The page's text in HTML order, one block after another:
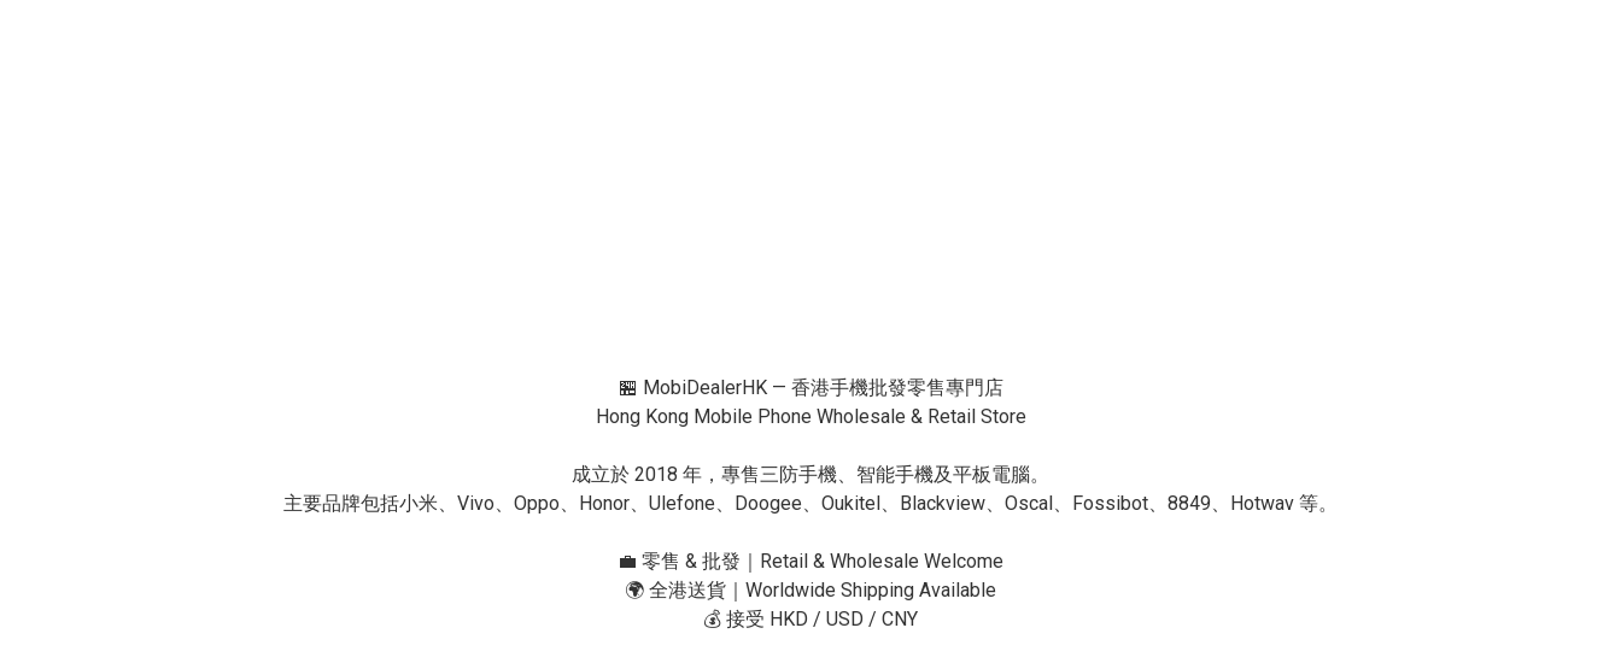
🏪 MobiDealerHK — 香港手機批發零售專門店
Hong Kong Mobile Phone Wholesale & Retail Store
成立於 2018 年，專售三防手機、智能手機及平板電腦。
主要品牌包括小米、Vivo、Oppo、Honor、Ulefone、Doogee、Oukitel、Blackview、Oscal、Fossibot、8849、Hotwav 等。
💼 零售 & 批發｜Retail & Wholesale Welcome
🌍 全港送貨｜Worldwide Shipping Available
💰 接受 HKD / USD / CNY